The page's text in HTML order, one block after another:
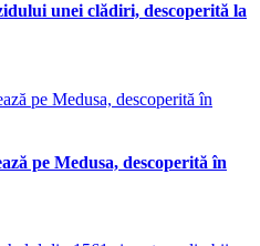
unei clădiri, descoperită la
pe Medusa, descoperită în